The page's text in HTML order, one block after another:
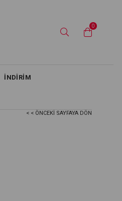
0
İNDİRİM
< < ÖNCEKI SAYFAYA DÖN